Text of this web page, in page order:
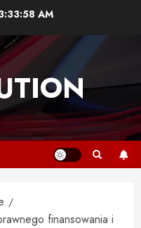
AM
finansowania i